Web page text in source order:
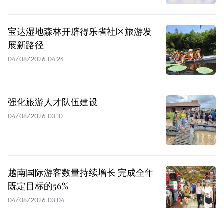
宝达湿地森林开辟得乐省社区旅游发
展新路径
04/08/2026 04:24
强化旅游人才队伍建设
04/08/2026 03:10
越南国际游客数量持续增长 完成全年
既定目标的56%
04/08/2026 03:04